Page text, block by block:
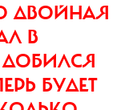
ДВОЙНАЯ
В
БУДЕТ